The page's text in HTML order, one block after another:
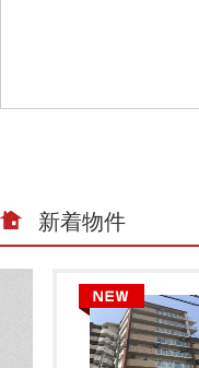
新着物件